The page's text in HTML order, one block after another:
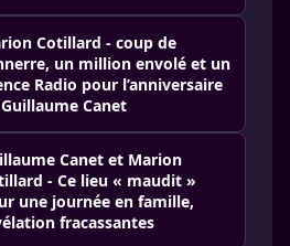
Cotillard - coup de
un million envolé et un
Radio pour l’anniversaire
Canet
Canet et Marion
- Ce lieu « maudit »
une journée en famille,
fracassantes